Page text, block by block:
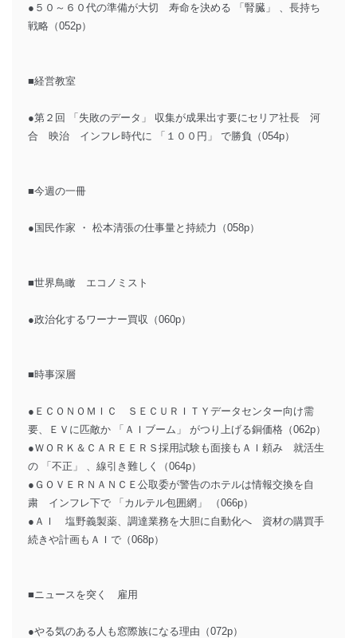
●５０～６０代の準備が大切 寿命を決める 「腎臓」 、長持ち
戦略（052p）
■経営教室
●第２回 「失敗のデータ」 収集が成果出す要にセリア社長 河
合 映治 インフレ時代に 「１００円」 で勝負（054p）
■今週の一冊
●国民作家 ・ 松本清張の仕事量と持続力（058p）
■世界鳥瞰 エコノミスト
●政治化するワーナー買収（060p）
■時事深層
●ＥＣＯＮＯＭＩＣ ＳＥＣＵＲＩＴＹデータセンター向け需
要、ＥＶに匹敵か 「ＡＩブーム」 がつり上げる銅価格（062p）
●ＷＯＲＫ＆ＣＡＲＥＥＲＳ採用試験も面接もＡＩ頼み 就活生
の 「不正」 、線引き難しく（064p）
●ＧＯＶＥＲＮＡＮＣＥ公取委が警告のホテルは情報交換を自
粛 インフレ下で 「カルテル包囲網」 （066p）
●ＡＩ 塩野義製薬、調達業務を大胆に自動化へ 資材の購買手
続きや計画もＡＩで（068p）
■ニュースを突く 雇用
●やる気のある人も窓際族になる理由（072p）